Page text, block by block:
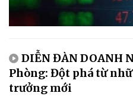
DIỄN ĐÀN DOANH
Phòng: Đột phá từ
trưởng mới